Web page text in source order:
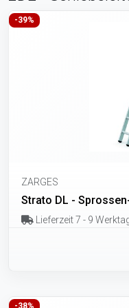
-39%
ZARGES
Strato DL -
Lieferzeit 7 - 9
-38%